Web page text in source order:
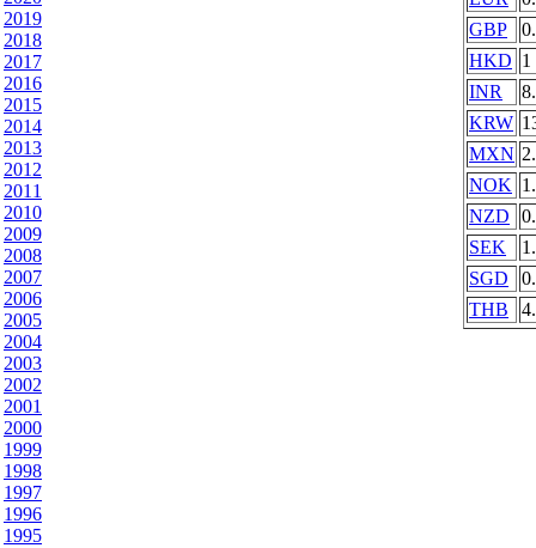
2019
2018
2017
2016
2015
2014
2013
2012
2011
2010
2009
2008
2007
2006
2005
2004
2003
2002
2001
2000
1999
1998
1997
1996
1995
GBP
HKD 1
INR
KRW
MXN
NOK
NZD
SEK
SGD
THB